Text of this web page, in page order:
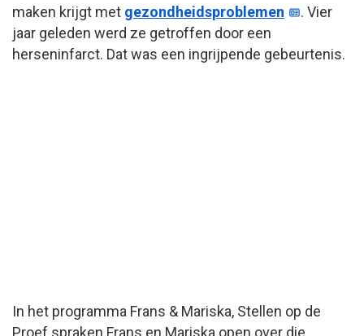
maken krijgt met gezondheidsproblemen
. Vier
jaar geleden werd ze getroffen door een
herseninfarct. Dat was een ingrijpende gebeurtenis.
In het programma Frans & Mariska, Stellen op de
Proef spraken Frans en Mariska open over die